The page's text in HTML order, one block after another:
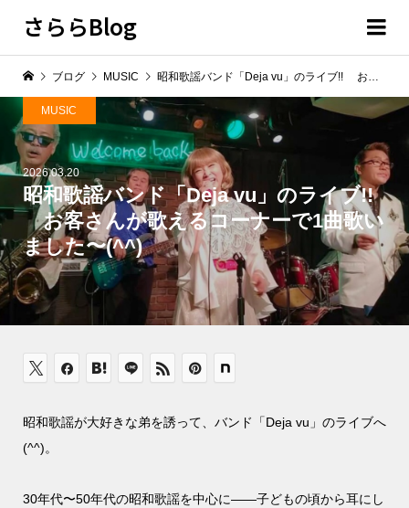
さららBlog
2026.03.20
昭和歌謡バンド「Deja vu」のライブ!!
お客さんが歌えるコーナーで1曲歌い
ました〜(^^)
MUSIC
ブログ MUSIC 昭和歌謡バンド「Deja vu」のライブ!! お客さんが歌えるコーナーで1曲歌いました〜(^^)
昭和歌謡が大好きな弟を誘って、バンド「Deja vu」のライブへ
(^^)。
30年代〜50年代の昭和歌謡を中心に――子どもの頃から耳にし